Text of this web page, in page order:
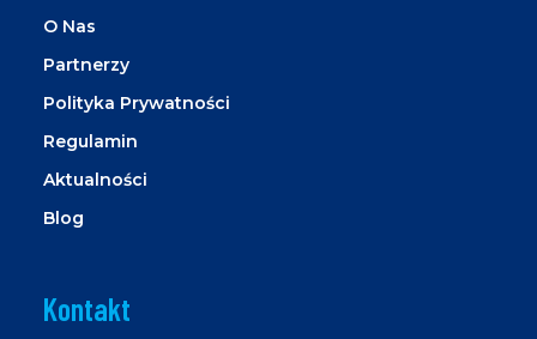
O Nas
Partnerzy
Polityka Prywatności
Regulamin
Aktualności
Blog
Kontakt